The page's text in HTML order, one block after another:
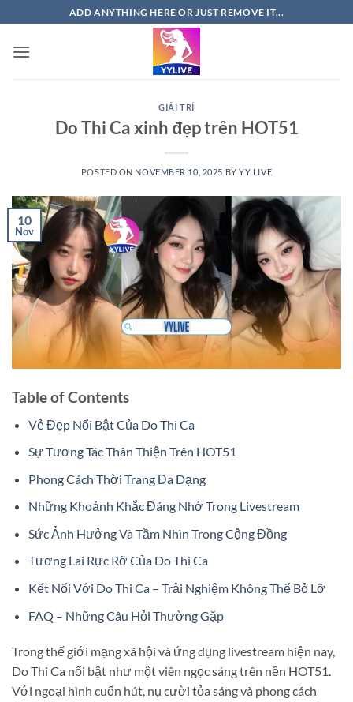
to
content
ADD ANYTHING HERE OR JUST REMOVE IT...
GIẢI TRÍ
Do Thi Ca xinh đẹp trên HOT51
POSTED ON NOVEMBER 10, 2025 BYYY LIVE
10
Nov
Table of Contents
Vẻ Đẹp Nổi Bật Của Do Thi Ca
Sự Tương Tác Thân Thiện Trên HOT51
Phong Cách Thời Trang Đa Dạng
Những Khoảnh Khắc Đáng Nhớ Trong Livestream
Sức Ảnh Hưởng Và Tầm Nhìn Trong Cộng Đồng
Tương Lai Rực Rỡ Của Do Thi Ca
Kết Nối Với Do Thi Ca – Trải Nghiệm Không Thể Bỏ Lỡ
FAQ – Những Câu Hỏi Thường Gặp
Trong thế giới mạng xã hội và ứng dụng livestream hiện nay,
Do Thi Ca nổi bật như một viên ngọc sáng trên nền HOT51.
Với ngoại hình cuốn hút, nụ cười tỏa sáng và phong cách